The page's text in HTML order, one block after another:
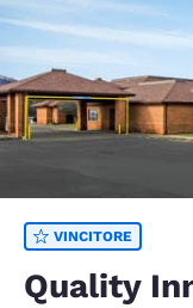
VINCITORE
Quality